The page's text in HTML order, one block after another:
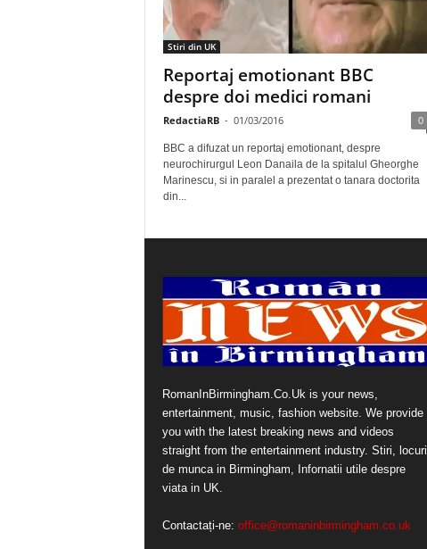
Stiri din UK
Reportaj emotionant BBC
despre doi medici romani
RedactiaRB - 01/03/2016 0
BBC a difuzat un reportaj emotionant, despre
neurochirurgul Leon Danaila de la spitalul Gheorghe
Marinescu, si in paralel a prezentat o tanara doctorita
din...
RomanInBirmingham.Co.Uk is your news,
entertainment, music, fashion website. We provide
you with the latest breaking news and videos
straight from the entertainment industry. Stiri, locuri
de munca in Birmingham, Infornatii utile despre
viata in UK.
Contactați-ne: office@romaninbirmingham.co.uk